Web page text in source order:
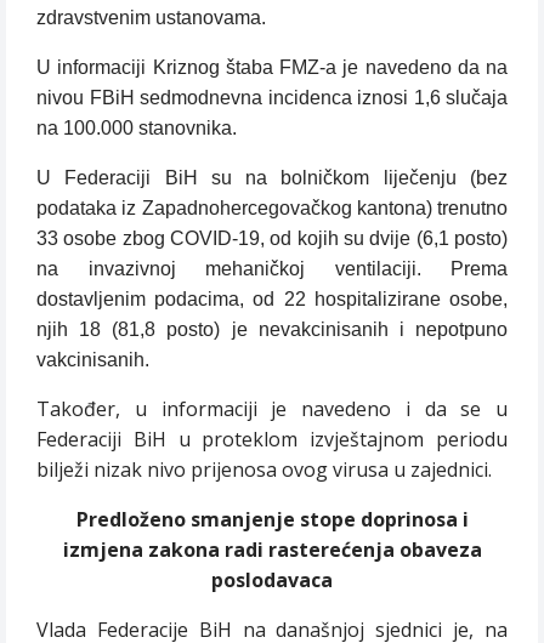
zdravstvenim ustanovama.
U informaciji Kriznog štaba FMZ-a je navedeno da na
nivou FBiH sedmodnevna incidenca iznosi 1,6 slučaja
na 100.000 stanovnika.
U Federaciji BiH su na bolničkom liječenju (bez
podataka iz Zapadnohercegovačkog kantona) trenutno
33 osobe zbog COVID-19, od kojih su dvije (6,1 posto)
na invazivnoj mehaničkoj ventilaciji. Prema
dostavljenim podacima, od 22 hospitalizirane osobe,
njih 18 (81,8 posto) je nevakcinisanih i nepotpuno
vakcinisanih.
Također, u informaciji je navedeno i da se u
Federaciji BiH u proteklom izvještajnom periodu
bilježi nizak nivo prijenosa ovog virusa u zajednici.
Predloženo smanjenje stope doprinosa i
izmjena zakona radi rasterećenja obaveza
poslodavaca
Vlada Federacije BiH na današnjoj sjednici je, na